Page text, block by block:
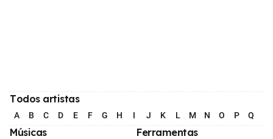
Todos artistas
A B C D E F G H I J K L M N O P Q
Músicas Ferramentas